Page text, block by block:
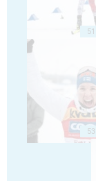
51
53